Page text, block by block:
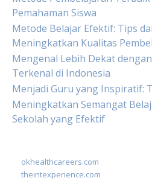
Pemahaman Siswa
Metode Belajar Efektif: Tips
Meningkatkan Kualitas
Mengenal Lebih Dekat
Terkenal di Indonesia
Menjadi Guru yang Inspiratif:
Meningkatkan Semangat
Sekolah yang Efektif
okhealthcareers.com
theintexperience.com